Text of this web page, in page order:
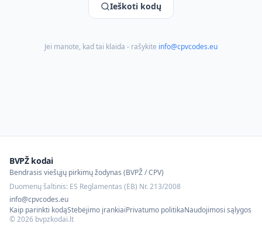
Ieškoti kodų
Jei manote, kad tai klaida - rašykite info@cpvcodes.eu
BVPŽ kodai
Bendrasis viešųjų pirkimų žodynas (BVPŽ / CPV)
Duomenų šaltinis: ES Reglamentas (EB) Nr. 213/2008
info@cpvcodes.eu
Kaip parinkti kodąStebėjimo įrankiaiPrivatumo politikaNaudojimosi sąlygos
©2026 bvpzkodai.lt